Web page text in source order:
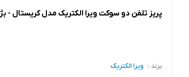
پریز تلفن دو سوکت ویرا الکتریک مدل کریستال - بژ
برند : ویرا الکتریک